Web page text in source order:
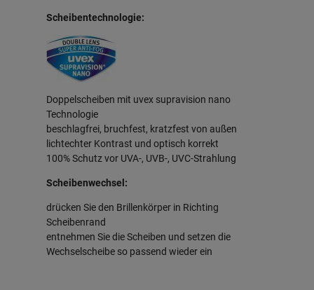
Scheibentechnologie:
Doppelscheiben mit uvex supravision nano
Technologie
beschlagfrei, bruchfest, kratzfest von außen
lichtechter Kontrast und optisch korrekt
100% Schutz vor UVA-, UVB-, UVC-Strahlung
Scheibenwechsel:
drücken Sie den Brillenkörper in Richting
Scheibenrand
entnehmen Sie die Scheiben und setzen die
Wechselscheibe so passend wieder ein